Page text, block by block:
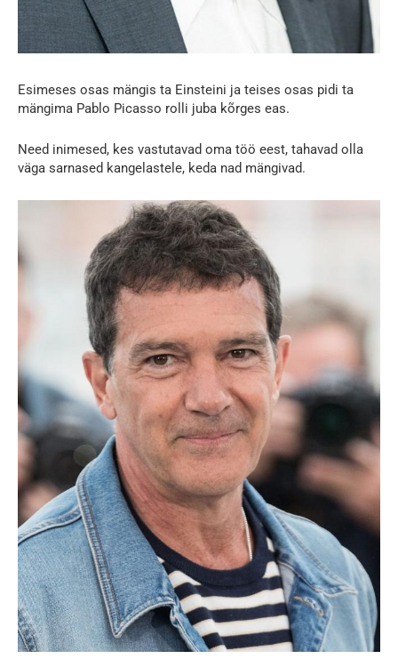
Esimeses osas mängis ta Einsteini ja teises osas pidi ta
mängima Pablo Picasso rolli juba kõrges eas.
Need inimesed, kes vastutavad oma töö eest, tahavad olla
väga sarnased kangelastele, keda nad mängivad.